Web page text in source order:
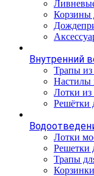
Корзины
Внутренний
Трапы
Настилы
Лотки
Решётки
Лотки
Решетки
Трапы